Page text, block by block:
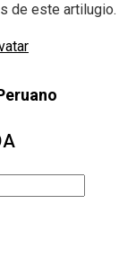
de este artilugio.